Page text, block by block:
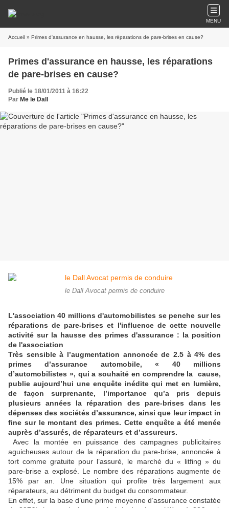
MENU
Accueil » Primes d'assurance en hausse, les réparations de pare-brises en cause?
Primes d'assurance en hausse, les réparations
de pare-brises en cause?
Publié le 18/01/2011 à 16:22
Par Me le Dall
le Dall Avocat permis de conduire
L'association 40 millions d'automobilistes se penche sur les
réparations de pare-brises et l'influence de cette nouvelle
activité sur la hausse des primes d'assurance : la position
de l'association
Très sensible à l’augmentation annoncée de 2.5 à 4% des
primes d’assurance automobile, « 40 millions
d’automobilistes », qui a souhaité en comprendre la cause,
publie aujourd’hui une enquête inédite qui met en lumière,
de façon surprenante, l’importance qu’a pris depuis
plusieurs années la réparation des pare-brises dans les
dépenses des sociétés d’assurance, ainsi que leur impact in
fine sur le montant des primes. Cette enquête a été menée
auprès d’assurés, de réparateurs et d’assureurs.
Avec la montée en puissance des campagnes publicitaires
aguicheuses autour de la réparation du pare-brise, annoncée à
tort comme gratuite pour l’assuré, le marché du « litfing » du
pare-brise a explosé. Le nombre des réparations augmente de
15% par an. Une situation qui profite très largement aux
réparateurs, au détriment du budget du consommateur.
En effet, sur la base d’une prime moyenne d’assurance constatée